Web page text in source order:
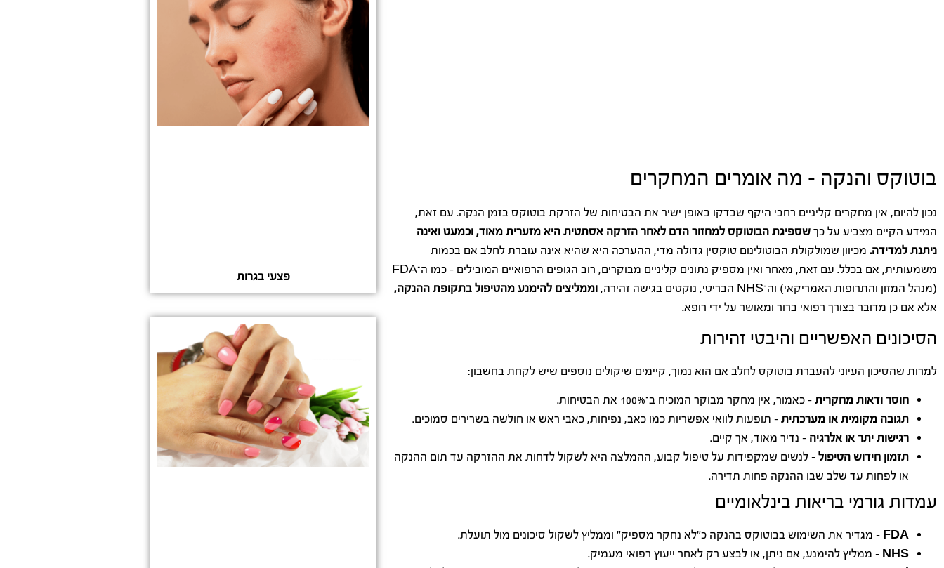
בוטוקס והנקה – מה אומרים המחקרים
נכון להיום, אין מחקרים קליניים רחבי היקף שבדקו באופן ישיר את הבטיחות של הזרקת בוטוקס בזמן הנקה. עם זאת,
המידע הקיים מצביע על כך שספיגת הבוטוקס למחזור הדם לאחר הזרקה אסתטית היא מזערית מאוד, וכמעט ואינה
ניתנת למדידה. מכיוון שמולקולת הבוטולינום טוקסין גדולה מדי, ההערכה היא שהיא אינה עוברת לחלב אם בכמות
משמעותית, אם בכלל. עם זאת, מאחר ואין מספיק נתונים קליניים מבוקרים, רוב הגופים הרפואיים המובילים – כמו ה־FDA
(מנהל המזון והתרופות האמריקאי) וה־NHS הבריטי, נוקטים בגישה זהירה,
וממליצים להימנע מהטיפול בתקופת ההנקה,
אלא אם כן מדובר בצורך רפואי ברור ומאושר על ידי רופא.
הסיכונים האפשריים והיבטי זהירות
למרות שהסיכון העיוני להעברת בוטוקס לחלב אם הוא נמוך, קיימים שיקולים נוספים שיש לקחת בחשבון:
חוסר ודאות מחקרית – כאמור, אין מחקר מבוקר המוכיח ב־100% את הבטיחות.
תגובה מקומית או מערכתית – תופעות לוואי אפשריות כמו כאב, נפיחות, כאבי ראש או חולשה בשרירים סמוכים.
רגישות יתר או אלרגיה – נדיר מאוד, אך קיים.
תזמון חידוש הטיפול – לנשים שמקפידות על טיפול קבוע, ההמלצה היא לשקול לדחות את ההזרקה עד תום ההנקה
או לפחות עד שלב שבו ההנקה פחות תדירה.
עמדות גורמי בריאות בינלאומיים
FDA – מגדיר את השימוש בבוטוקס בהנקה כ"לא נחקר מספיק" וממליץ לשקול סיכונים מול תועלת.
NHS – ממליץ להימנע, אם ניתן, או לבצע רק לאחר ייעוץ רפואי מעמיק.
פצעי בגרות